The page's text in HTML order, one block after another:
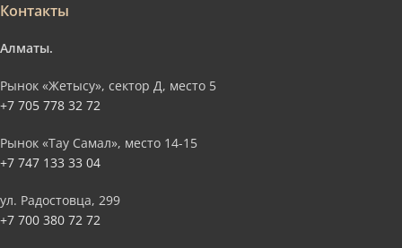
Контакты
Алматы.
Рынок «Жетысу», сектор Д, место 5
+7 705 778 32 72
Рынок «Тау Самал», место 14-15
+7 747 133 33 04
ул. Радостовца, 299
+7 700 380 72 72